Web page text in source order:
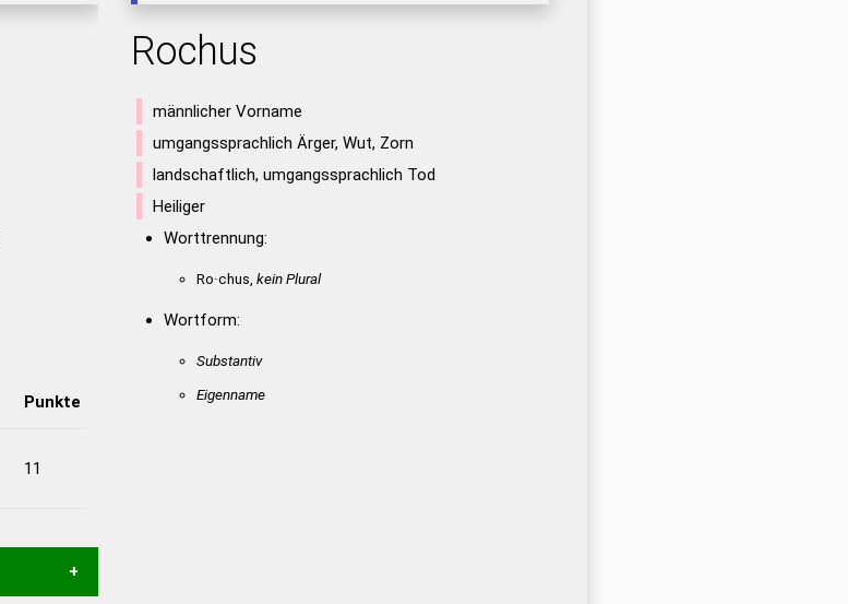
Punkte
11
Rochus
männlicher Vorname
umgangssprachlich Ärger, Wut, Zorn
landschaftlich, umgangssprachlich Tod
Heiliger
Worttrennung:
Ro·chus, kein Plural
Wortform:
Substantiv
Eigenname